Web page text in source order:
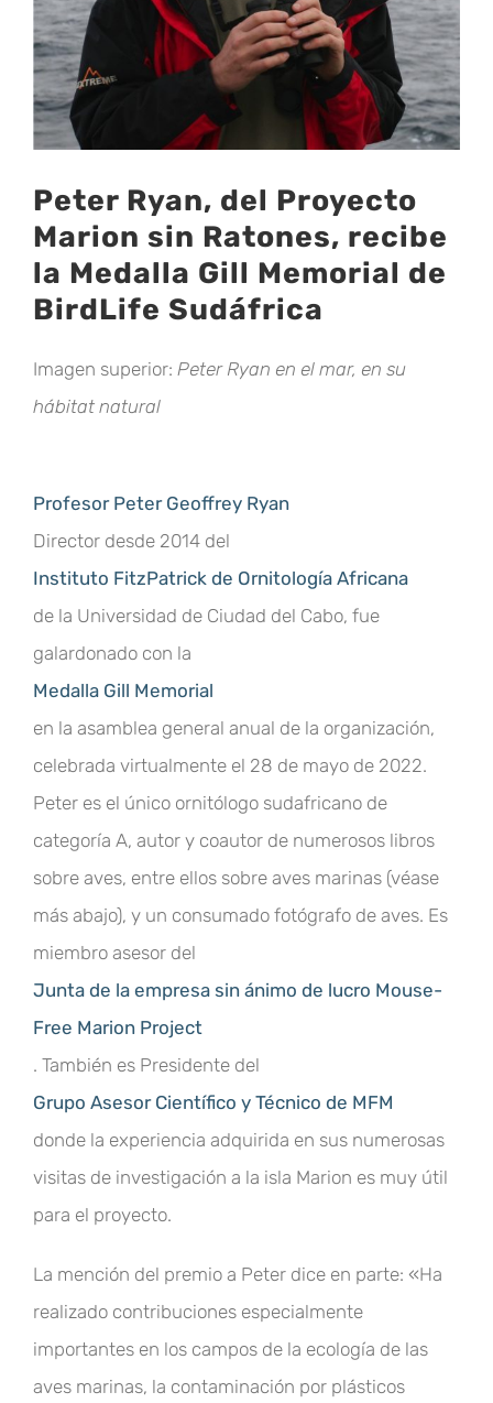
Peter Ryan, del Proyecto
Marion sin Ratones, recibe
la Medalla Gill Memorial de
BirdLife Sudáfrica
Imagen superior: Peter Ryan en el mar, en su
hábitat natural
Profesor Peter Geoffrey Ryan
Director desde 2014 del
Instituto FitzPatrick de Ornitología Africana
de la Universidad de Ciudad del Cabo, fue
galardonado con la
Medalla Gill Memorial
en la asamblea general anual de la organización,
celebrada virtualmente el 28 de mayo de 2022.
Peter es el único ornitólogo sudafricano de
categoría A, autor y coautor de numerosos libros
sobre aves, entre ellos sobre aves marinas (véase
más abajo), y un consumado fotógrafo de aves. Es
miembro asesor del
Junta de la empresa sin ánimo de lucro Mouse-
Free Marion Project
. También es Presidente del
Grupo Asesor Científico y Técnico de MFM
donde la experiencia adquirida en sus numerosas
visitas de investigación a la isla Marion es muy útil
para el proyecto.
La mención del premio a Peter dice en parte: «Ha
realizado contribuciones especialmente
importantes en los campos de la ecología de las
aves marinas, la contaminación por plásticos